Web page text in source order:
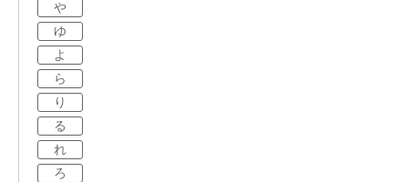
や
ゆ
よ
ら
り
る
れ
ろ